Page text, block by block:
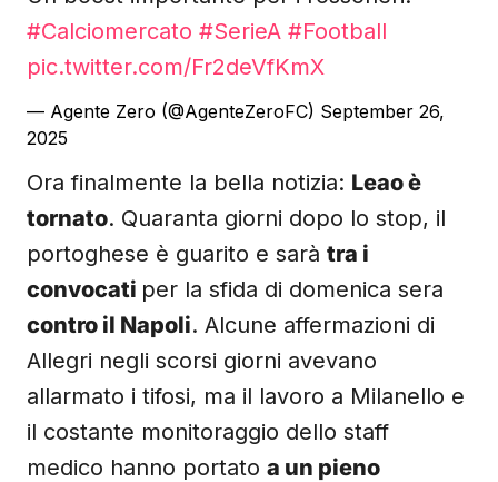
#Calciomercato #SerieA #Football
pic.twitter.com/Fr2deVfKmX
— Agente Zero (@AgenteZeroFC) September 26,
2025
Ora finalmente la bella notizia: Leao è
tornato. Quaranta giorni dopo lo stop, il
portoghese è guarito e sarà tra i
convocati per la sfida di domenica sera
contro il Napoli. Alcune affermazioni di
Allegri negli scorsi giorni avevano
allarmato i tifosi, ma il lavoro a Milanello e
il costante monitoraggio dello staff
medico hanno portato a un pieno